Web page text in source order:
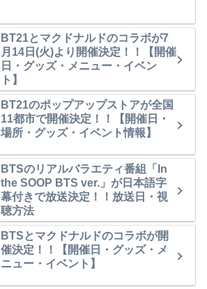
BT21とマクドナルドのコラボが7
月14日(火)より開催決定！！【開催
日・グッズ・メニュー・イベン
ト】
BT21のポップアップストアが全国
11都市で開催決定！！【開催日・
場所・グッズ・イベント情報】
BTSのリアルバラエティ番組「In
the SOOP BTS ver.」が日本語字
幕付きで放送決定！！放送日・視
聴方法
BTSとマクドナルドのコラボが開
催決定！！【開催日・グッズ・メ
ニュー・イベント】